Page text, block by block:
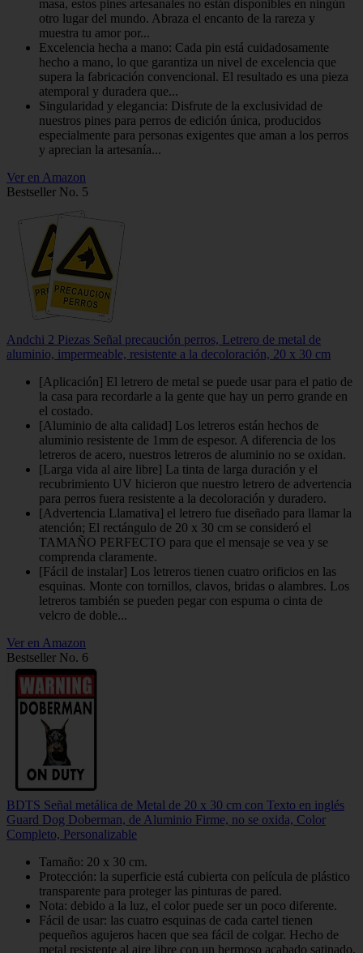
masa, estos pines artesanales no están disponibles en ningún
otro lugar del mundo. Abraza el encanto de la rareza y
muestra tu amor por...
Excelencia hecha a mano: Cada pin está cuidadosamente
hecho a mano, lo que garantiza un nivel de excelencia que
supera la fabricación convencional. El resultado es una pieza
atemporal y duradera que...
Singularidad y elegancia: Disfrute de la exclusividad de
nuestros pines para perros de edición única, producidos
especialmente para personas exigentes que aman a los perros
y aprecian la artesanía...
Ver en Amazon
Bestseller No. 5
Andchi 2 Piezas Señal precaución perros, Letrero de metal de
aluminio, impermeable, resistente a la decoloración, 20 x 30 cm
[Aplicación] El letrero de metal se puede usar para el patio de
la casa para recordarle a la gente que hay un perro grande en
el costado.
[Aluminio de alta calidad] Los letreros están hechos de
aluminio resistente de 1mm de espesor. A diferencia de los
letreros de acero, nuestros letreros de aluminio no se oxidan.
[Larga vida al aire libre] La tinta de larga duración y el
recubrimiento UV hicieron que nuestro letrero de advertencia
para perros fuera resistente a la decoloración y duradero.
[Advertencia Llamativa] el letrero fue diseñado para llamar la
atención; El rectángulo de 20 x 30 cm se consideró el
TAMAÑO PERFECTO para que el mensaje se vea y se
comprenda claramente.
[Fácil de instalar] Los letreros tienen cuatro orificios en las
esquinas. Monte con tornillos, clavos, bridas o alambres. Los
letreros también se pueden pegar con espuma o cinta de
velcro de doble...
Ver en Amazon
Bestseller No. 6
BDTS Señal metálica de Metal de 20 x 30 cm con Texto en inglés
Guard Dog Doberman, de Aluminio Firme, no se oxida, Color
Completo, Personalizable
Tamaño: 20 x 30 cm.
Protección: la superficie está cubierta con película de plástico
transparente para proteger las pinturas de pared.
Nota: debido a la luz, el color puede ser un poco diferente.
Fácil de usar: las cuatro esquinas de cada cartel tienen
pequeños agujeros hacen que sea fácil de colgar. Hecho de
metal resistente al aire libre con un hermoso acabado satinado,